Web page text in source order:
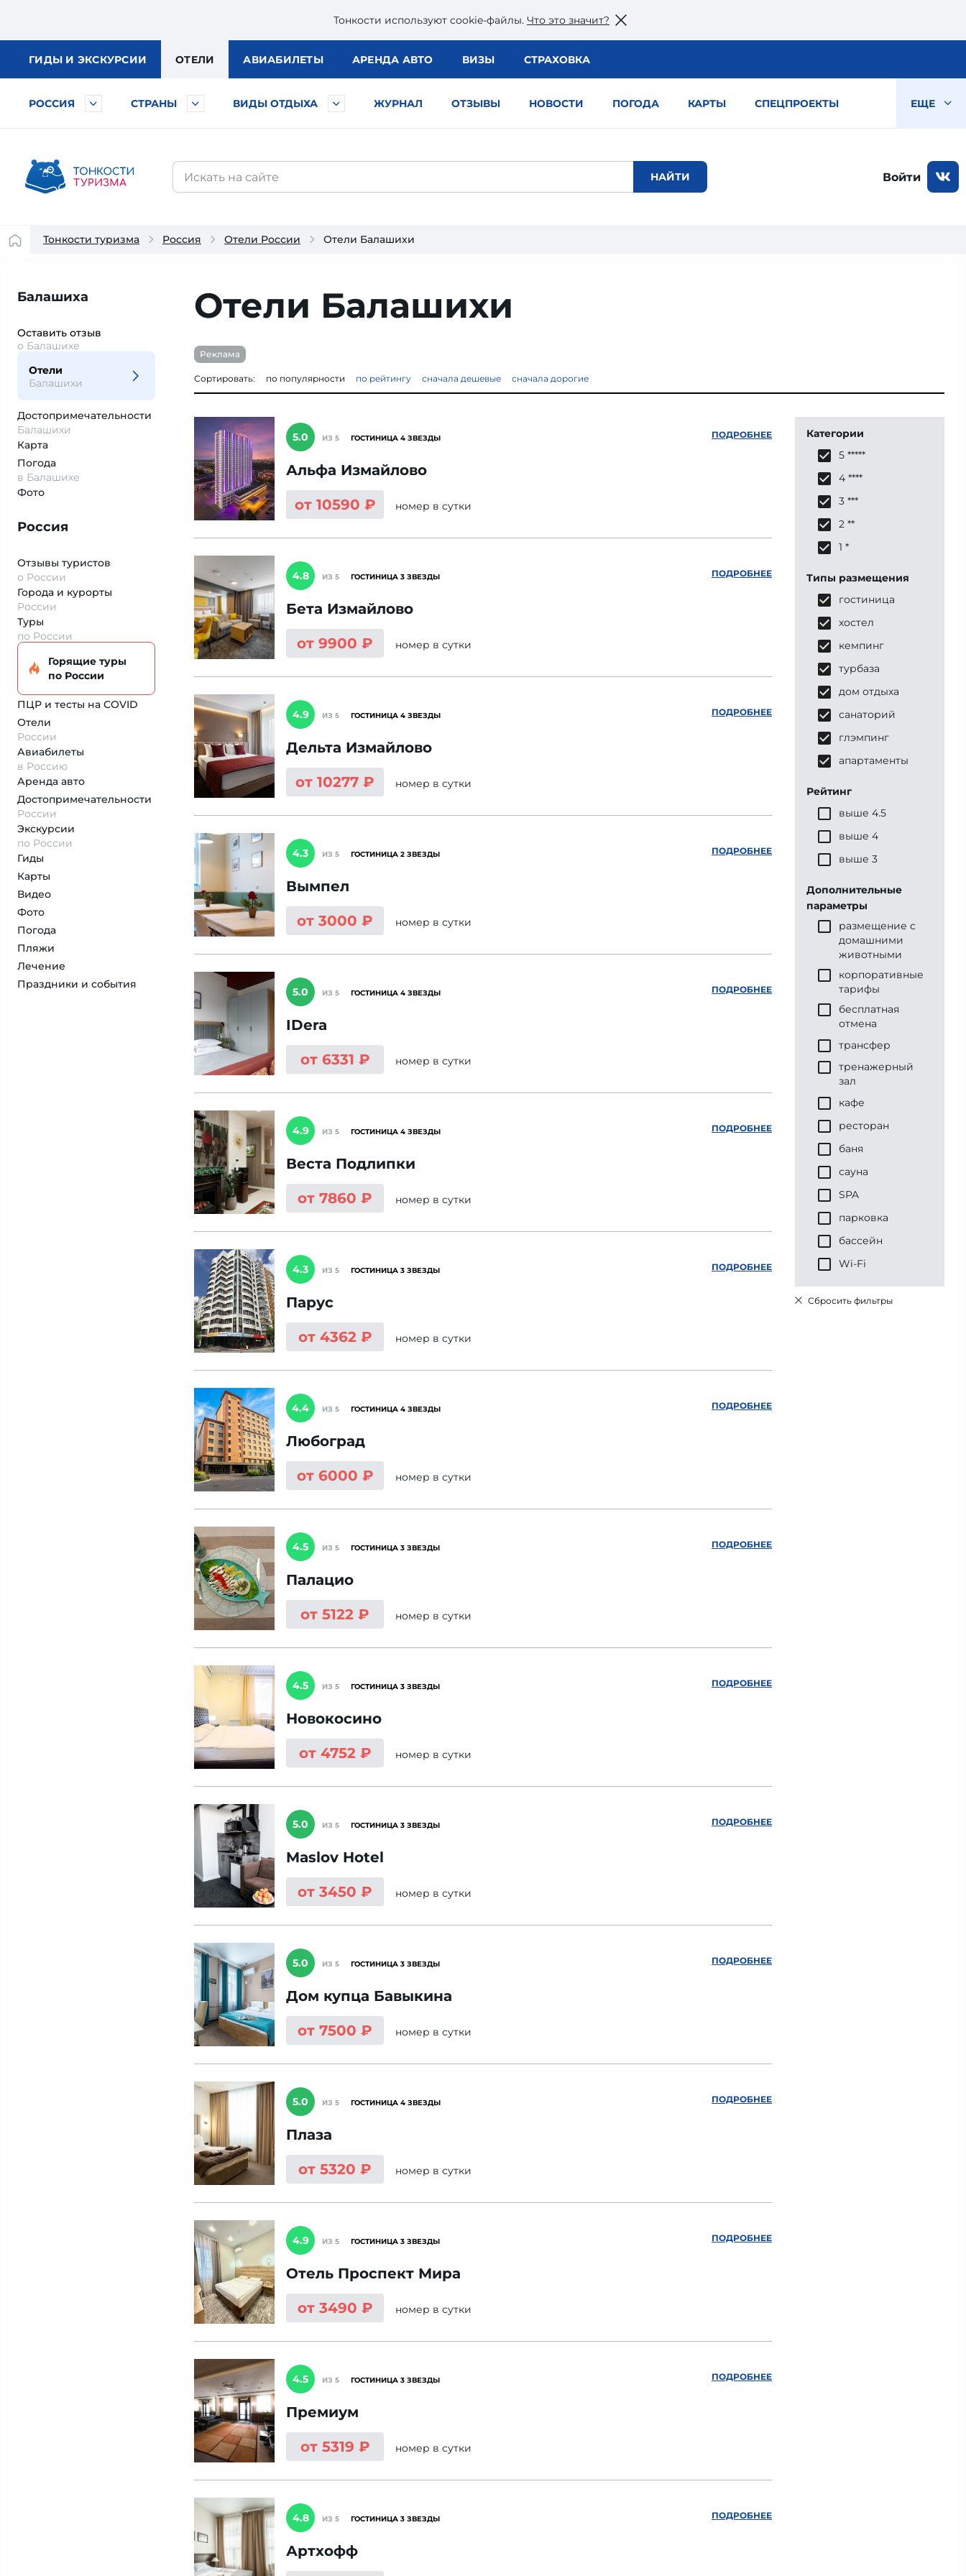
Тонкости используют сookie-файлы. Что это значит?
ГИДЫ И ЭКСКУРСИИ ОТЕЛИ АВИАБИЛЕТЫ АРЕНДА АВТО ВИЗЫ СТРАХОВКА
РОССИЯ СТРАНЫ ВИДЫ ОТДЫХА ЖУРНАЛ ОТЗЫВЫ НОВОСТИ ПОГОДА КАРТЫ СПЕЦПРОЕКТЫ ЕЩЕ
Войти
Тонкости туризма Россия Отели России Отели Балашихи
Балашиха
Оставить отзыв
о Балашихе
Отели
Балашихи
Достопримеча­тельности
Балашихи
Карта
Погода
в Балашихе
Фото
Россия
Отзывы туристов
о России
Города и курорты
России
Туры
по России
Горящие туры
по России
ПЦР и тесты на COVID
Отели
России
Авиабилеты
в Россию
Аренда авто
Достопримеча­тельности
России
Экскурсии
по России
Гиды
Карты
Видео
Фото
Погода
Пляжи
Лечение
Праздники и события
Отели Балашихи
Реклама
Сортировать: по популярности по рейтингу сначала дешевые сначала дорогие
5.0 ИЗ 5 ГОСТИНИЦА 4 ЗВЕЗДЫ
Альфа Измайлово
от 10590 ₽
номер в сутки
ПОДРОБНЕЕ
4.8 ИЗ 5 ГОСТИНИЦА 3 ЗВЕЗДЫ
Бета Измайлово
от 9900 ₽
номер в сутки
ПОДРОБНЕЕ
4.9 ИЗ 5 ГОСТИНИЦА 4 ЗВЕЗДЫ
Дельта Измайлово
от 10277 ₽
номер в сутки
ПОДРОБНЕЕ
4.3 ИЗ 5 ГОСТИНИЦА 2 ЗВЕЗДЫ
Вымпел
от 3000 ₽
номер в сутки
ПОДРОБНЕЕ
5.0 ИЗ 5 ГОСТИНИЦА 4 ЗВЕЗДЫ
IDera
от 6331 ₽
номер в сутки
ПОДРОБНЕЕ
4.9 ИЗ 5 ГОСТИНИЦА 4 ЗВЕЗДЫ
Веста Подлипки
от 7860 ₽
номер в сутки
ПОДРОБНЕЕ
4.3 ИЗ 5 ГОСТИНИЦА 3 ЗВЕЗДЫ
Парус
от 4362 ₽
номер в сутки
ПОДРОБНЕЕ
4.4 ИЗ 5 ГОСТИНИЦА 4 ЗВЕЗДЫ
Любоград
от 6000 ₽
номер в сутки
ПОДРОБНЕЕ
4.5 ИЗ 5 ГОСТИНИЦА 3 ЗВЕЗДЫ
Палацио
от 5122 ₽
номер в сутки
ПОДРОБНЕЕ
4.5 ИЗ 5 ГОСТИНИЦА 3 ЗВЕЗДЫ
Новокосино
от 4752 ₽
номер в сутки
ПОДРОБНЕЕ
5.0 ИЗ 5 ГОСТИНИЦА 3 ЗВЕЗДЫ
Maslov Hotel
от 3450 ₽
номер в сутки
ПОДРОБНЕЕ
5.0 ИЗ 5 ГОСТИНИЦА 3 ЗВЕЗДЫ
Дом купца Бавыкина
от 7500 ₽
номер в сутки
ПОДРОБНЕЕ
5.0 ИЗ 5 ГОСТИНИЦА 4 ЗВЕЗДЫ
Плаза
от 5320 ₽
номер в сутки
ПОДРОБНЕЕ
4.9 ИЗ 5 ГОСТИНИЦА 3 ЗВЕЗДЫ
Отель Проспект Мира
от 3490 ₽
номер в сутки
ПОДРОБНЕЕ
4.5 ИЗ 5 ГОСТИНИЦА 3 ЗВЕЗДЫ
Премиум
от 5319 ₽
номер в сутки
ПОДРОБНЕЕ
4.8 ИЗ 5 ГОСТИНИЦА 3 ЗВЕЗДЫ
Артхофф
ПОДРОБНЕЕ
Категории
5 *****
4 ****
3 ***
2 **
1 *
Типы размещения
гостиница
хостел
кемпинг
турбаза
дом отдыха
санаторий
глэмпинг
апартаменты
Рейтинг
выше 4.5
выше 4
выше 3
Дополнительные
параметры
размещение с
домашними
животными
корпоративные
тарифы
бесплатная
отмена
трансфер
тренажерный
зал
кафе
ресторан
баня
сауна
SPA
парковка
бассейн
Wi-Fi
Сбросить фильтры